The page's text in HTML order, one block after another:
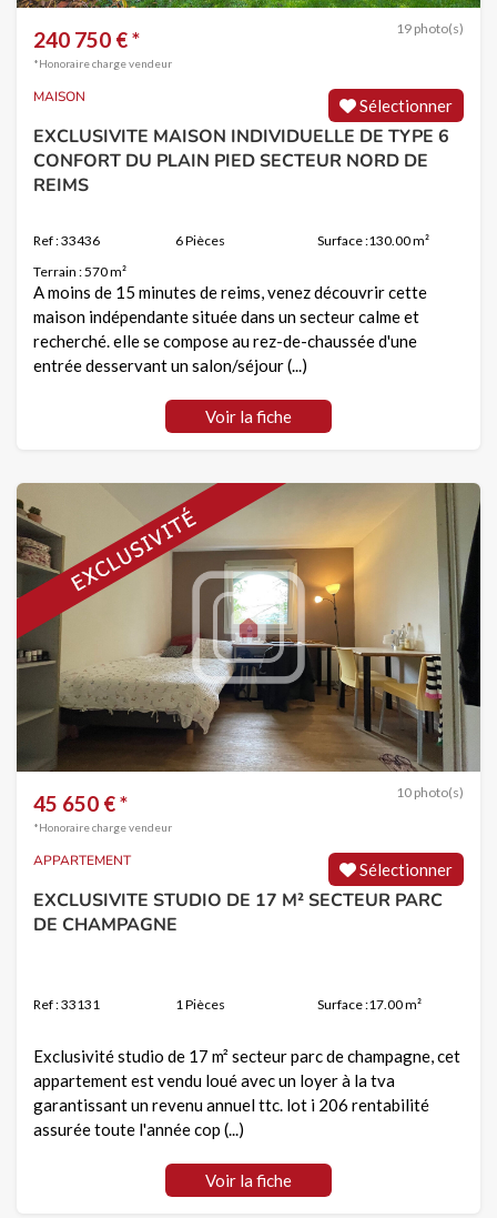
19 photo(s)
240 750 € *
*Honoraire charge vendeur
Sélectionner
MAISON
EXCLUSIVITE MAISON INDIVIDUELLE DE TYPE 6
CONFORT DU PLAIN PIED SECTEUR NORD DE
REIMS
Ref : 33436 6 Pièces
Surface :130.00 m²
Terrain : 570 m²
A moins de 15 minutes de reims, venez découvrir cette
maison indépendante située dans un secteur calme et
recherché. elle se compose au rez-de-chaussée d'une
entrée desservant un salon/séjour (...)
Voir la fiche
10 photo(s)
45 650 € *
*Honoraire charge vendeur
Sélectionner
APPARTEMENT
EXCLUSIVITE STUDIO DE 17 M² SECTEUR PARC
DE CHAMPAGNE
Ref : 33131 1 Pièces Surface :17.00 m²
Exclusivité studio de 17 m² secteur parc de champagne, cet
appartement est vendu loué avec un loyer à la tva
garantissant un revenu annuel ttc. lot i 206 rentabilité
assurée toute l'année cop (...)
Voir la fiche